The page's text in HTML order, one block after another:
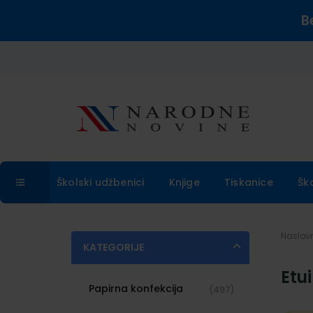
Školski udžbenici Knjige Tiskanice
KATEGORIJE
Papirna konfekcija (497)
Etui